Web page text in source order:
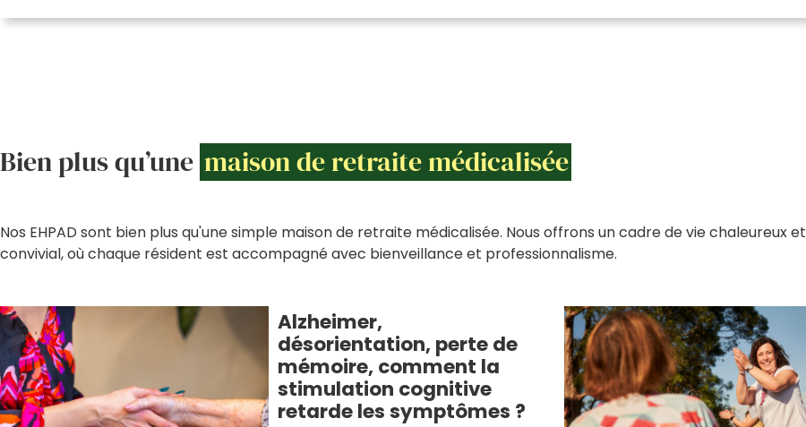
Bien plus qu’une maison de retraite médicalisée
Nos EHPAD sont bien plus qu'une simple maison de retraite médicalisée. Nous offrons un cadre de vie chaleureux et
convivial, où chaque résident est accompagné avec bienveillance et professionnalisme.
Alzheimer,
désorientation, perte de
mémoire, comment la
stimulation cognitive
retarde les symptômes ?